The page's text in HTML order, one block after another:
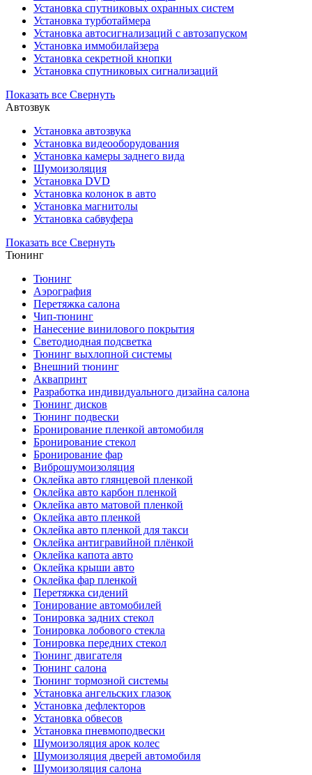
Установка cпутниковых охранных систем
Установка турботаймера
Установка автосигнализаций с автозапуском
Установка иммобилайзера
Установка секретной кнопки
Установка спутниковых сигнализаций
Показать все Свернуть
Автозвук
Установка автозвука
Установка видеооборудования
Установка камеры заднего вида
Шумоизоляция
Установка DVD
Установка колонок в авто
Установка магнитолы
Установка сабвуфера
Показать все Свернуть
Тюнинг
Тюнинг
Аэрография
Перетяжка салона
Чип-тюнинг
Нанесение винилового покрытия
Светодиодная подсветка
Тюнинг выхлопной системы
Внешний тюнинг
Аквапринт
Разработка индивидуального дизайна салона
Тюнинг дисков
Тюнинг подвески
Бронирование пленкой автомобиля
Бронирование стекол
Бронирование фар
Виброшумоизоляция
Оклейка авто глянцевой пленкой
Оклейка авто карбон пленкой
Оклейка авто матовой пленкой
Оклейка авто пленкой
Оклейка авто пленкой для такси
Оклейка антигравийной плёнкой
Оклейка капота авто
Оклейка крыши авто
Оклейка фар пленкой
Перетяжка сидений
Тонирование автомобилей
Тонировка задних стекол
Тонировка лобового стекла
Тонировка передних стекол
Тюнинг двигателя
Тюнинг салона
Тюнинг тормозной системы
Установка ангельских глазок
Установка дефлекторов
Установка обвесов
Установка пневмоподвески
Шумоизоляция арок колес
Шумоизоляция дверей автомобиля
Шумоизоляция салона